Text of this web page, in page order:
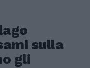
sulla
gli